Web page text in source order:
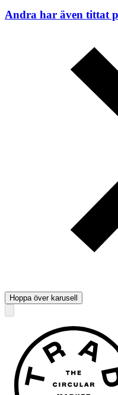
Andra har även tittat
Hoppa över karusell